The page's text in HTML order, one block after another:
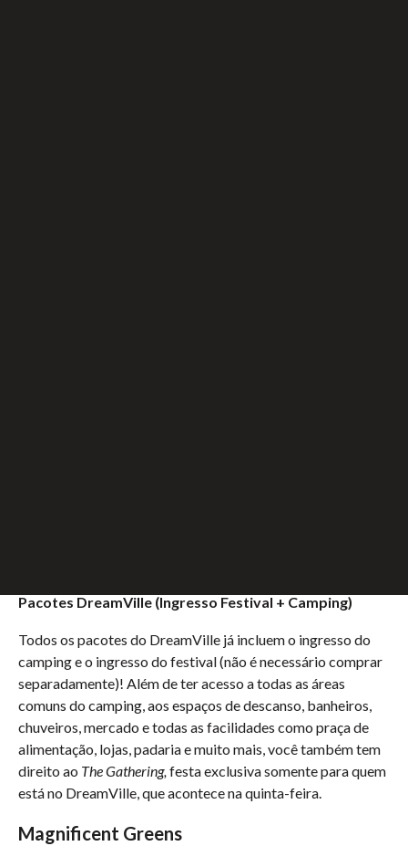
Pacotes DreamVille (Ingresso Festival + Camping)
Todos os pacotes do DreamVille já incluem o ingresso do
camping e o ingresso do festival (não é necessário comprar
separadamente)! Além de ter acesso a todas as áreas
comuns do camping, aos espaços de descanso, banheiros,
chuveiros, mercado e todas as facilidades como praça de
alimentação, lojas, padaria e muito mais, você também tem
direito ao The Gathering, festa exclusiva somente para quem
está no DreamVille, que acontece na quinta-feira.
Magnificent Greens